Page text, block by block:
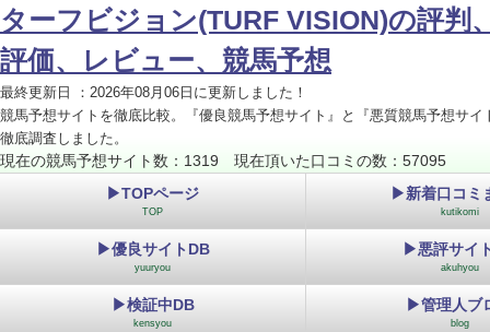
ターフビジョン(TURF VISION)の評判
評価、レビュー、競馬予想
最終更新日 ：2026年08月06日に更新しました！
競馬予想サイトを徹底比較。『優良競馬予想サイト』と『悪質競馬予想サイ
徹底調査しました。
現在の競馬予想サイト数：1319 現在頂いた口コミの数：57095
▶TOPページ
TOP
▶新着口コミ
kutikomi
▶優良サイトDB
yuuryou
▶悪評サイ
akuhyou
▶検証中DB
kensyou
▶管理人ブ
blog